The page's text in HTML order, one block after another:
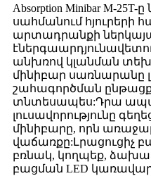
Absorption Minibar M-
սահմանում հյուրերի
արտադրանքի
անխռով կլանման
մինիբար սառնարանը
շահագործման
տնտեսապես:Դրա
լուսավորությունը
մինիբարը, որն
վաճառքը:Լրացուցիչ
բռնակ, կողպեք,
բացման LED